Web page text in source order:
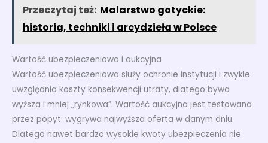
Przeczytaj też: Malarstwo gotyckie:
historia, techniki i arcydzieła w Polsce
Wartość ubezpieczeniowa i aukcyjna
Wartość ubezpieczeniowa służy ochronie instytucji i zwykle
uwzględnia koszty konsekwencji utraty, dlatego bywa
wyższa i mniej „rynkowa”. Wartość aukcyjna jest testowana
przez popyt: wygrywa najwyższa oferta w danym dniu.
Dlatego nawet bardzo wysokie kwoty ubezpieczenia nie